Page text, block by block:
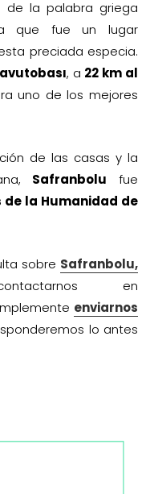
de la palabra griega
que fue un lugar
preciada especia.
, a 22 km al
uno de los mejores
de las casas y la
Safranbolu fue
de la Humanidad de
sobre Safranbolu,
en
enviarnos
lo antes